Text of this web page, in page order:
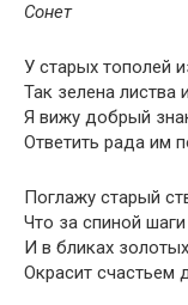
Сонет
У старых тополей
Так зелена листва
Я вижу добрый
Ответить рада им
Поглажу старый
Что за спиной
И в бликах
Окрасит счастьем